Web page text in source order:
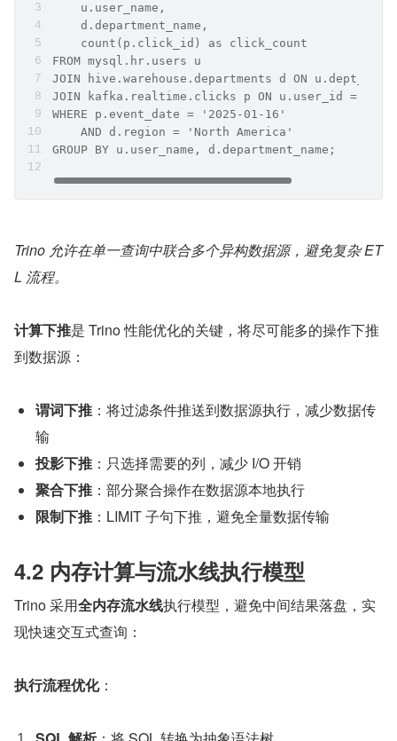
    u.user_name,
    d.department_name,
    count(p.click_id) as click_count
FROM mysql.hr.users u
JOIN hive.warehouse.departments d ON
JOIN kafka.realtime.clicks p ON u.user_id =
WHERE p.event_date = '2025-01-16'
    AND d.region = 'North America'
GROUP BY u.user_name, d.department_name;
Trino 允许在单一查询中联合多个异构数据源，避免复杂 ET
L 流程。
计算下推是 Trino 性能优化的关键，将尽可能多的操作下推
到数据源：
谓词下推 ：将过滤条件推送到数据源执行，减少数据传
输
投影下推 ：只选择需要的列，减少 I/O 开销
聚合下推 ：部分聚合操作在数据源本地执行
限制下推 ：LIMIT 子句下推，避免全量数据传输
4.2 内存计算与流水线执行模型
Trino 采用全内存流水线执行模型，避免中间结果落盘，实
现快速交互式查询：
执行流程优化：